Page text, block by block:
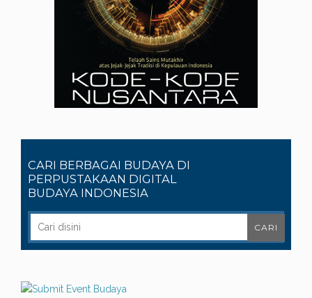
CARI BERBAGAI BUDAYA DI
PERPUSTAKAAN DIGITAL
BUDAYA INDONESIA